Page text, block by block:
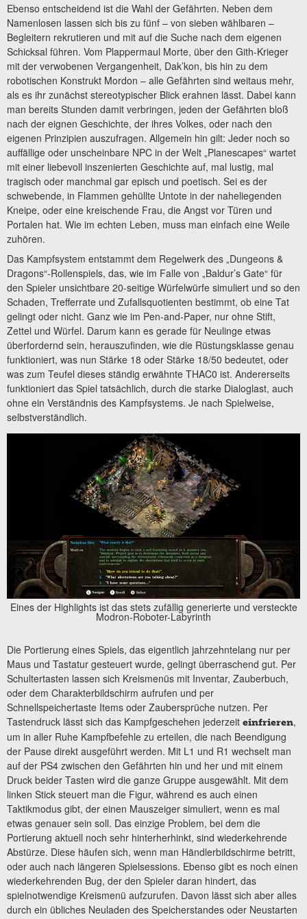
Ebenso entscheidend ist die Wahl der Gefährten. Neben dem
Namenlosen lassen sich bis zu fünf – von sieben wählbaren –
Begleitern rekrutieren und mit auf die Suche nach dem eigenen
Schicksal führen. Vom Plappermaul Morte, über den Gith-Krieger
mit der verwobenen Vergangenheit, Dak’kon, bis hin zu dem
robotischen Konstrukt Mordon – alle Gefährten sind weitaus mehr,
als es ihr zunächst stereotypischer Blick erahnen lässt. Dabei kann
man bereits Stunden damit verbringen, jeden der Gefährten bloß
nach der eignen Geschichte, der ihres Volkes, oder nach den
eigenen Prinzipien auszufragen. Allgemein hin gilt: Jeder noch so
auffällige oder unscheinbare NPC in der Welt „Planescapes“ wartet
mit einer liebevoll inszenierten Geschichte auf, mal lustig, mal
tragisch oder manchmal gar episch und poetisch. Sei es der
schwebende, in Flammen gehüllte Untote in der naheliegenden
Kneipe, oder eine kreischende Frau, die Angst vor Türen und
Portalen hat. Wie im echten Leben, muss man einfach eine Weile
zuhören.
Das Kampfsystem entstammt dem Regelwerk des „Dungeons &
Dragons“-Rollenspiels, das, wie im Falle von „Baldur’s Gate“ für
den Spieler unsichtbare 20-seitige Würfelwürfe simuliert und so den
Schaden, Trefferrate und Zufallsquotienten bestimmt, ob eine Tat
gelingt oder nicht. Ganz wie im Pen-and-Paper, nur ohne Stift,
Zettel und Würfel. Darum kann es gerade für Neulinge etwas
überfordernd sein, herauszufinden, wie die Rüstungsklasse genau
funktioniert, was nun Stärke 18 oder Stärke 18/50 bedeutet, oder
was zum Teufel dieses ständig erwähnte THAC0 ist. Andererseits
funktioniert das Spiel tatsächlich, durch die starke Dialoglast, auch
ohne ein Verständnis des Kampfsystems. Je nach Spielweise,
selbstverständlich.
Eines der Highlights ist das stets zufällig generierte und versteckte
Modron-Roboter-Labyrinth
Die Portierung eines Spiels, das eigentlich jahrzehntelang nur per
Maus und Tastatur gesteuert wurde, gelingt überraschend gut. Per
Schultertasten lassen sich Kreismenüs mit Inventar, Zauberbuch,
oder dem Charakterbildschirm aufrufen und per
Schnellspeichertaste Items oder Zaubersprüche nutzen. Per
Tastendruck lässt sich das Kampfgeschehen jederzeit einfrieren,
um in aller Ruhe Kampfbefehle zu erteilen, die nach Beendigung
der Pause direkt ausgeführt werden. Mit L1 und R1 wechselt man
auf der PS4 zwischen den Gefährten hin und her und mit einem
Druck beider Tasten wird die ganze Gruppe ausgewählt. Mit dem
linken Stick steuert man die Figur, während es auch einen
Taktikmodus gibt, der einen Mauszeiger simuliert, wenn es mal
etwas genauer sein soll. Das einzige Problem, bei dem die
Portierung aktuell noch sehr hinterherhinkt, sind wiederkehrende
Abstürze. Diese häufen sich, wenn man Händlerbildschirme betritt,
oder auch nach längeren Spielsessions. Ebenso gibt es noch einen
wiederkehrenden Bug, der den Spieler daran hindert, das
spielnotwendige Kreismenü aufzurufen. Davon lässt sich aber alles
durch ein übliches Neuladen des Speicherstandes oder Neustarten